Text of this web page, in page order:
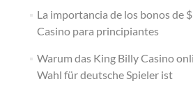
La importancia de los bonos de
Casino para principiantes
Warum das King Billy Casino
Wahl für deutsche Spieler ist